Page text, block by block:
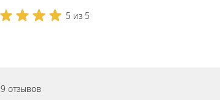
5 из 5
9 отзывов